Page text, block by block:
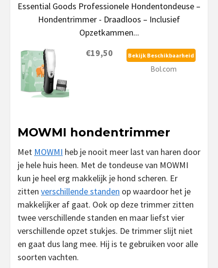
Essential Goods Professionele Hondentondeuse –
Hondentrimmer - Draadloos – Inclusief
Opzetkammen...
€19,50
Bekijk Beschikbaarheid
Bol.com
MOWMI hondentrimmer
Met MOWMI heb je nooit meer last van haren door
je hele huis heen. Met de tondeuse van MOWMI
kun je heel erg makkelijk je hond scheren. Er
zitten verschillende standen op waardoor het je
makkelijker af gaat. Ook op deze trimmer zitten
twee verschillende standen en maar liefst vier
verschillende opzet stukjes. De trimmer slijt niet
en gaat dus lang mee. Hij is te gebruiken voor alle
soorten vachten.